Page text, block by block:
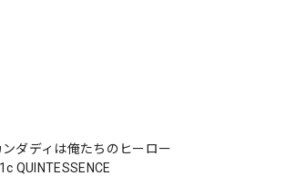
ンダディは俺たちのヒーロー
QUINTESSENCE